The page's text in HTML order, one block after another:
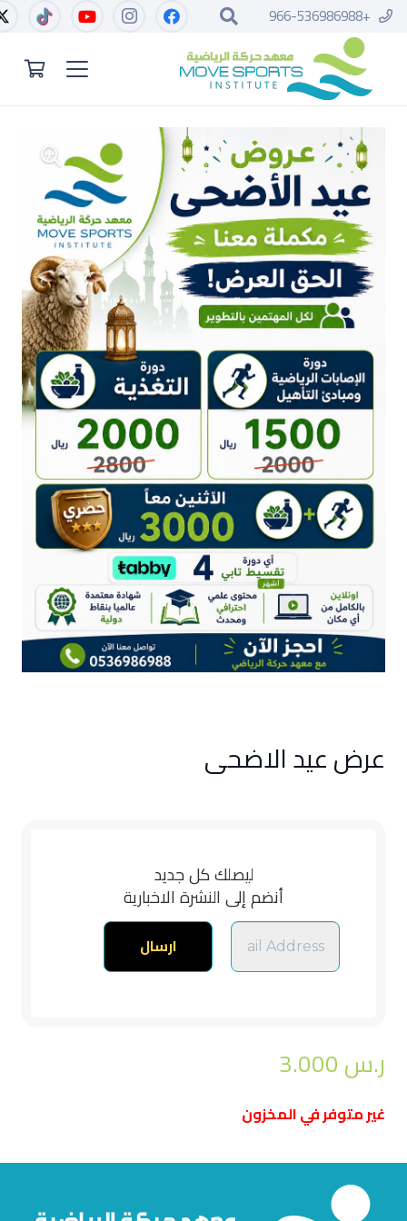
+966-536986988
عرض عيد الاضحى
ليصلك كل جديد
أنضم إلى النشرة الاخبارية
ر.س
غير متوفر في المخزون